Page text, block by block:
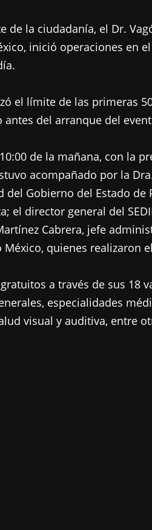
la ciudadanía, el Dr.
inició operaciones en
el límite de las primeras
del arranque del
de la mañana, con la
acompañado por la
del Gobierno del Estado
el director general del
Cabrera, jefe
quienes realizaron
a través de sus 18
especialidades
visual y auditiva, entre